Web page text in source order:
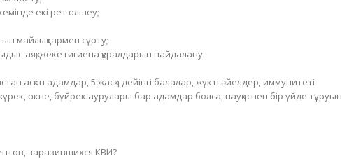
екі рет өлшеу;
майлықтармен сүрту;
аяқ, жеке гигиена құралдарын пайдалану.
асқан адамдар, 5 жасқа дейінгі балалар, жүкті әйелдер, иммунитеті
өкпе, бүйрек аурулары бар адамдар болса, науқаспен бір үйде тұруын
заразившихся КВИ?